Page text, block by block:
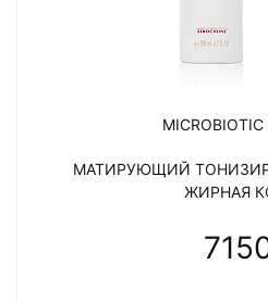
МАТИРУЮЩИЙ
ЖИРНАЯ